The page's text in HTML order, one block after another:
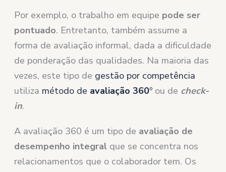
Por exemplo, o trabalho em equipe pode ser
pontuado. Entretanto, também assume a
forma de avaliação informal, dada a dificuldade
de ponderação das qualidades. Na maioria das
vezes, este tipo de gestão por competência
utiliza método de avaliação 360º ou de check-
in.
A avaliação 360 é um tipo de avaliação de
desempenho integral que se concentra nos
relacionamentos que o colaborador tem. Os